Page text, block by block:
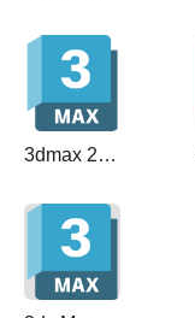
3dmax 2024【3Dsmax2024多种破解方法】激活破解版